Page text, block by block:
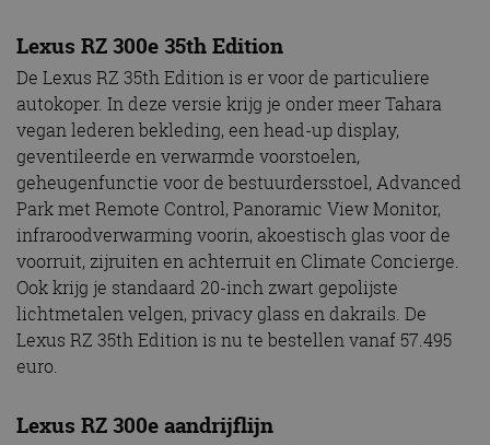
Lexus RZ 300e 35th Edition
De Lexus RZ 35th Edition is er voor de particuliere
autokoper. In deze versie krijg je onder meer Tahara
vegan lederen bekleding, een head-up display,
geventileerde en verwarmde voorstoelen,
geheugenfunctie voor de bestuurdersstoel, Advanced
Park met Remote Control, Panoramic View Monitor,
infraroodverwarming voorin, akoestisch glas voor de
voorruit, zijruiten en achterruit en Climate Concierge.
Ook krijg je standaard 20-inch zwart gepolijste
lichtmetalen velgen, privacy glass en dakrails. De
Lexus RZ 35th Edition is nu te bestellen vanaf 57.495
euro.
Lexus RZ 300e aandrijflijn